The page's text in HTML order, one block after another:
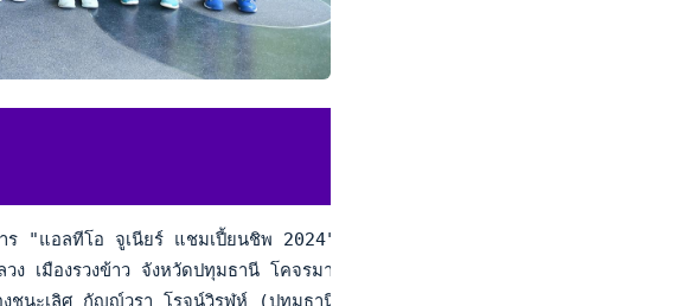
"แอลทีโอ จูเนียร์ แชมเปี้ยนชิพ 2024" สนามที่ 3 ณ ศูนย์พัฒนากีฬาเทนนิสแห่ง
ง เมืองรวงข้าว จังหวัดปทุมธานี โคจรมาพบกันในรอบชิงชนะเลิศ ณวรรญา ณภาส
ชนะเลิศ กัญญ์วรา โรจน์วิรุฬห์ (ปทุมธานี) ชนะ ไคลี่ ลิว (กทม.) 3-1 Ret.